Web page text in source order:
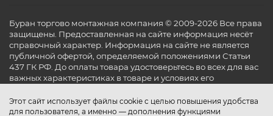
Этот сайт использует файлы cookie с целью повышения удобства
для пользователя, а именно — дополнения функциями
Буран торгово монтажная компания © 2009-2026 Все права
защищены. Предоставленная на сайте информация несёт
справочный характер. Информация на сайте не является
публичной офертой, определяемой положениями Статьи
437 ГК РФ. До оплаты товара удостоверьтесь во всех для вас
важных характеристиках в товаре и условиях его